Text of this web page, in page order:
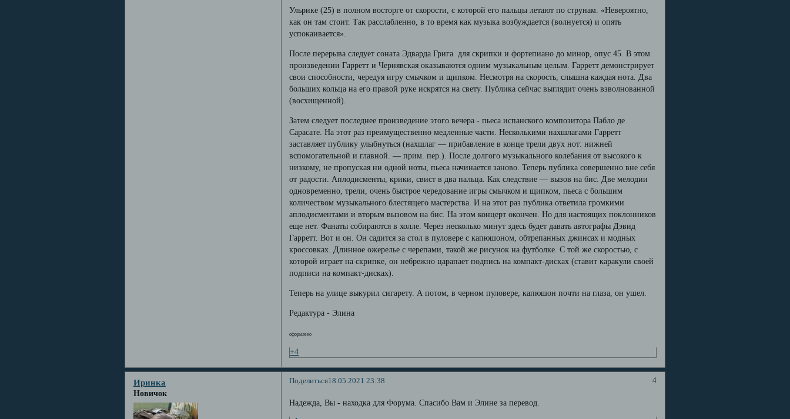
Ульрике (25) в полном восторге от скорости, с которой его пальцы летают по струнам. «Невероятно,
как он там стоит. Так расслабленно, в то время как музыка возбуждается (волнуется) и опять
успокаивается».
После перерыва следует соната Эдварда Грига для скрипки и фортепиано до минор, опус 45. В этом
произведении Гарретт и Чернявская оказываются одним музыкальным целым. Гарретт демонстрирует
свои способности, чередуя игру смычком и щипком. Несмотря на скорость, слышна каждая нота. Два
больших кольца на его правой руке искрятся на свету. Публика сейчас выглядит очень взволнованной
(восхищенной).
Затем следует последнее произведение этого вечера - пьеса испанского композитора Пабло де
Сарасате. На этот раз преимущественно медленные части. Несколькими нахшлагами Гарретт
заставляет публику улыбнуться (нахшлаг — прибавление в конце трели двух нот: нижней
вспомогательной и главной. — прим. пер.). После долгого музыкального колебания от высокого к
низкому, не пропуская ни одной ноты, пьеса начинается заново. Теперь публика совершенно вне себя
от радости. Аплодисменты, крики, свист в два пальца. Как следствие — вызов на бис. Две мелодии
одновременно, трели, очень быстрое чередование игры смычком и щипком, пьеса с большим
количеством музыкального блестящего мастерства. И на этот раз публика ответила громкими
аплодисментами и вторым вызовом на бис. На этом концерт окончен. Но для настоящих поклонников
еще нет. Фанаты собираются в холле. Через несколько минут здесь будет давать автографы Дэвид
Гарретт. Вот и он. Он садится за стол в пуловере с капюшоном, обтрепанных джинсах и модных
кроссовках. Длинное ожерелье с черепами, такой же рисунок на футболке. С той же скоростью, с
которой играет на скрипке, он небрежно царапает подпись на компакт-дисках (ставит каракули своей
подписи на компакт-дисках).
Теперь на улице выкурил сигарету. А потом, в черном пуловере, капюшон почти на глаза, он ушел.
Редактура - Элина
оформлено
+4
Поделиться 4
18.05.2021 23:38
Иринка
Новичок
Надежда, Вы - находка для Форума. Спасибо Вам и Элине за перевод.